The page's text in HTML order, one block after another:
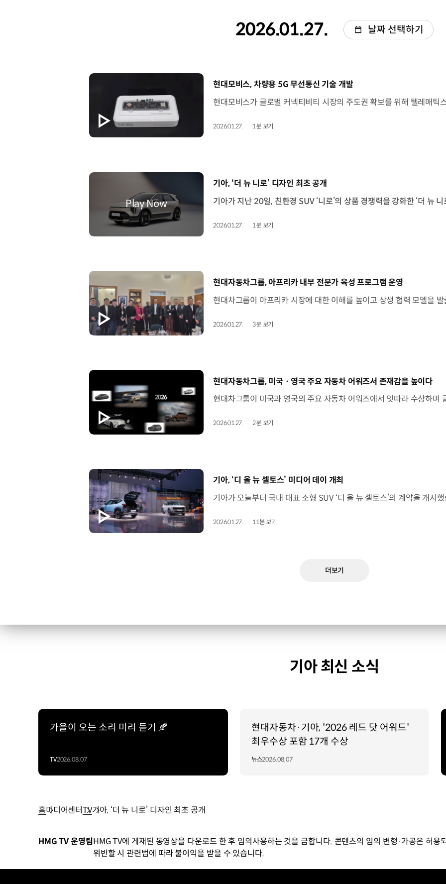
2026.01.27. 날짜 선택하기
[동영상]
현대모비스, 차량용 5G 무선통신 기술 개발
2026.01.27. 1분 보기
[동영상]
기아, ‘더 뉴 니로’ 디자인 최초 공개
2026.01.27. 1분 보기
[동영상]
현대자동차그룹, 아프리카 내부 전문가 육성 프로그램 운영
2026.01.27. 3분 보기
[동영상]
현대자동차그룹, 미국ㆍ영국 주요 자동차 어워즈서 존재감을 높이다
2026.01.27. 2분 보기
[동영상]
기아, ‘디 올 뉴 셀토스’ 미디어 데이 개최
2026.01.27. 11분 보기
더보기
기아 최신 소식
가을이 오는 소리 미리 듣기 🍂
TV2026.08.07
현대자동차·기아, '2026 레드 닷 어워드'
최우수상 포함 17개 수상
뉴스2026.08.07
홈미디어센터TV기아, ‘더 뉴 니로’ 디자인 최초 공개
HMG TV 운영팀HMG TV에 게재된 동영상을 다운로드 한 후 임의사용하는 것을 금합니다. 콘텐츠의 임의 변형·가공은 허
위반할 시 관련법에 따라 불이익을 받을 수 있습니다.